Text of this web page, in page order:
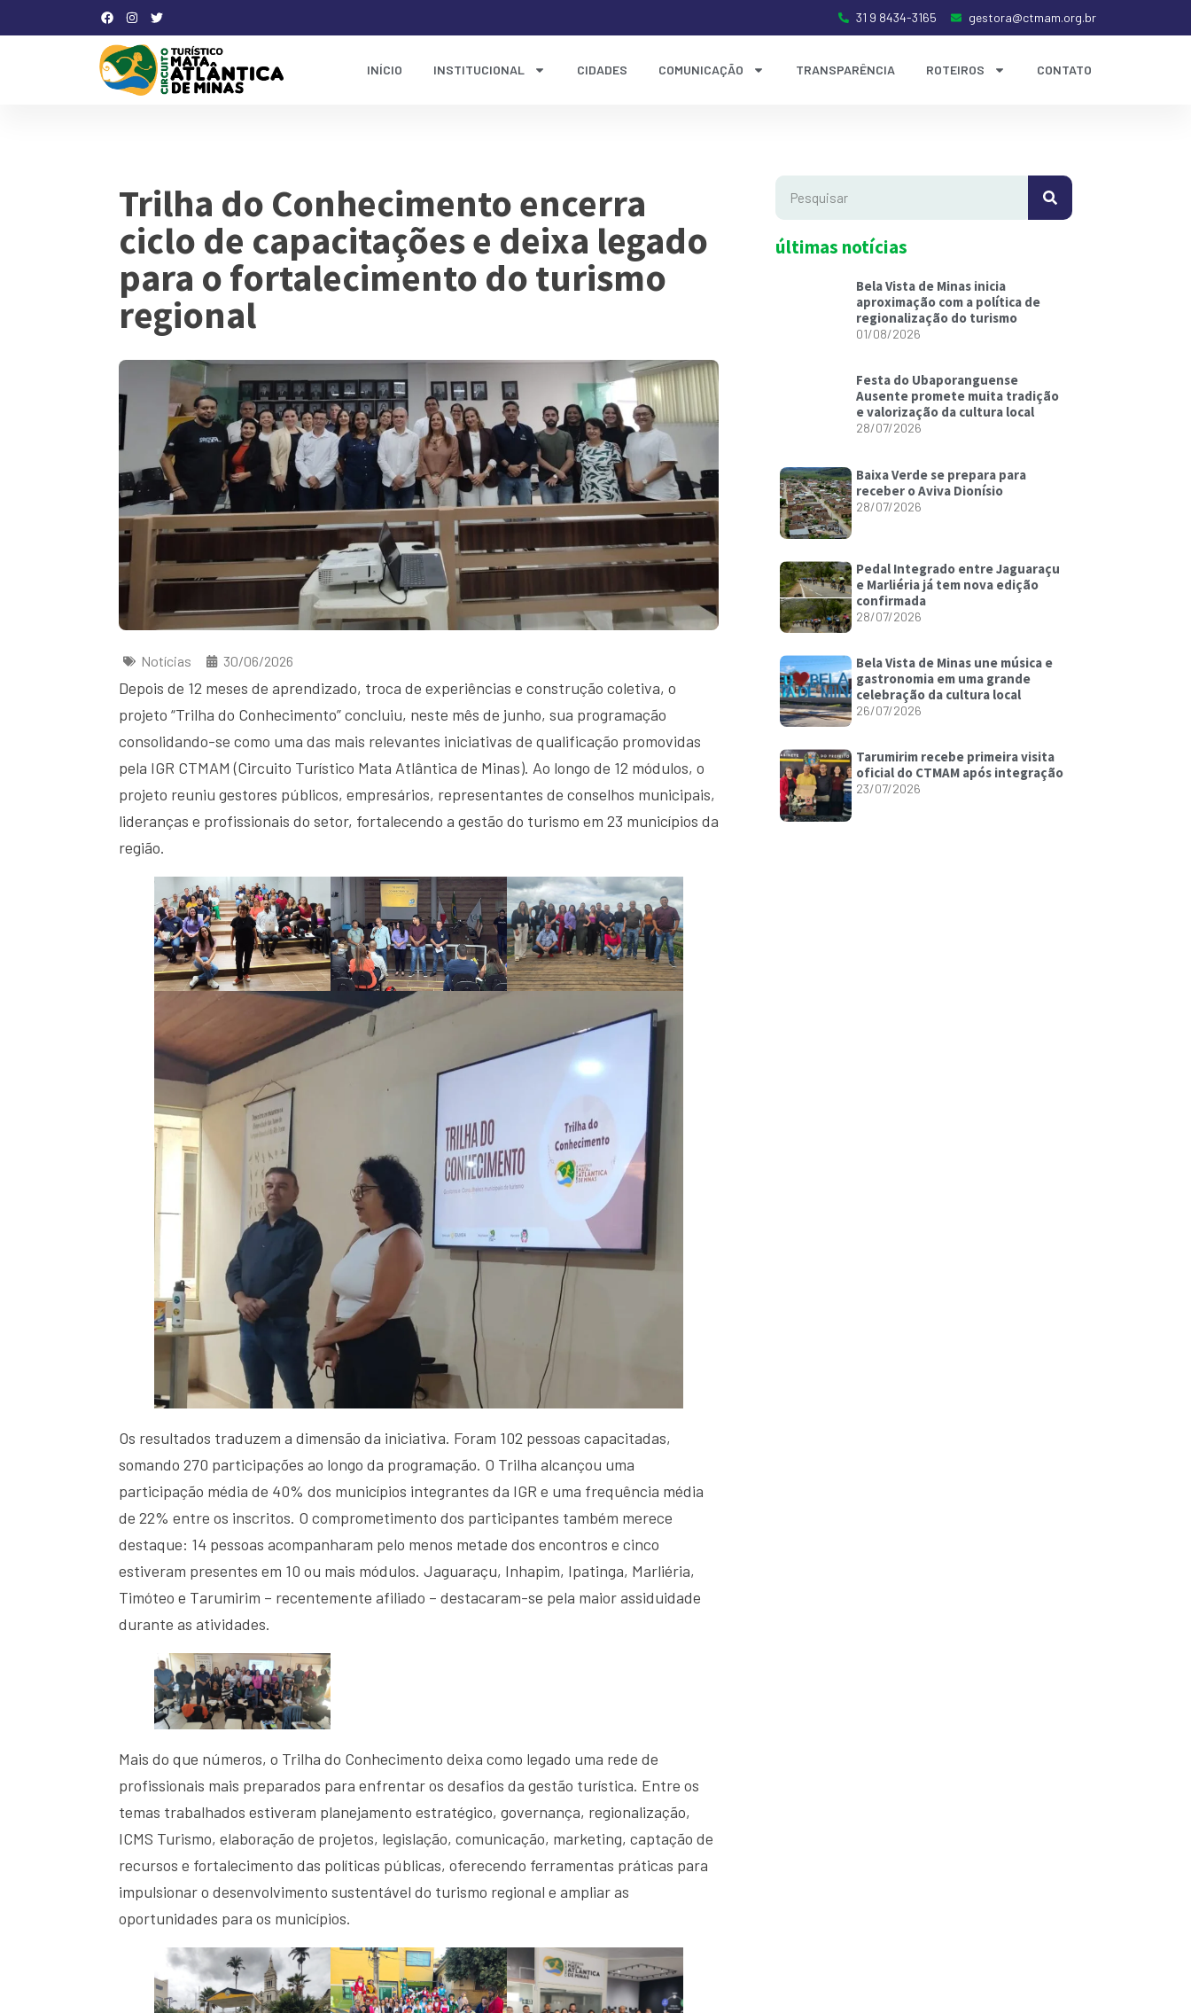
31 9 8434-3165 gestora@ctmam.org.br
INÍCIO INSTITUCIONAL CIDADES COMUNICAÇÃO TRANSPARÊNCIA ROTEIROS CONTATO
Trilha do Conhecimento encerra
ciclo de capacitações e deixa legado
para o fortalecimento do turismo
regional
Notícias 30/06/2026
Depois de 12 meses de aprendizado, troca de experiências e construção coletiva, o
projeto “Trilha do Conhecimento” concluiu, neste mês de junho, sua programação
consolidando-se como uma das mais relevantes iniciativas de qualificação promovidas
pela IGR CTMAM (Circuito Turístico Mata Atlântica de Minas). Ao longo de 12 módulos, o
projeto reuniu gestores públicos, empresários, representantes de conselhos municipais,
lideranças e profissionais do setor, fortalecendo a gestão do turismo em 23 municípios da
região.
Os resultados traduzem a dimensão da iniciativa. Foram 102 pessoas capacitadas,
somando 270 participações ao longo da programação. O Trilha alcançou uma
participação média de 40% dos municípios integrantes da IGR e uma frequência média
de 22% entre os inscritos. O comprometimento dos participantes também merece
destaque: 14 pessoas acompanharam pelo menos metade dos encontros e cinco
estiveram presentes em 10 ou mais módulos. Jaguaraçu, Inhapim, Ipatinga, Marliéria,
Timóteo e Tarumirim – recentemente afiliado – destacaram-se pela maior assiduidade
durante as atividades.
Mais do que números, o Trilha do Conhecimento deixa como legado uma rede de
profissionais mais preparados para enfrentar os desafios da gestão turística. Entre os
temas trabalhados estiveram planejamento estratégico, governança, regionalização,
ICMS Turismo, elaboração de projetos, legislação, comunicação, marketing, captação de
recursos e fortalecimento das políticas públicas, oferecendo ferramentas práticas para
impulsionar o desenvolvimento sustentável do turismo regional e ampliar as
oportunidades para os municípios.
últimas notícias
Bela Vista de Minas inicia
aproximação com a política de
regionalização do turismo
01/08/2026
Festa do Ubaporanguense
Ausente promete muita tradição
e valorização da cultura local
28/07/2026
Baixa Verde se prepara para
receber o Aviva Dionísio
28/07/2026
Pedal Integrado entre Jaguaraçu
e Marliéria já tem nova edição
confirmada
28/07/2026
Bela Vista de Minas une música e
gastronomia em uma grande
celebração da cultura local
26/07/2026
Tarumirim recebe primeira visita
oficial do CTMAM após integração
23/07/2026